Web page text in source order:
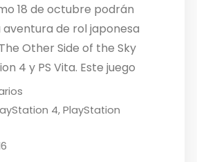
18 de octubre podrán
de rol japonesa
Other Side of the Sky
4 y PS Vita. Este juego
en el décimo mes del
por los autores
4,PlayStation